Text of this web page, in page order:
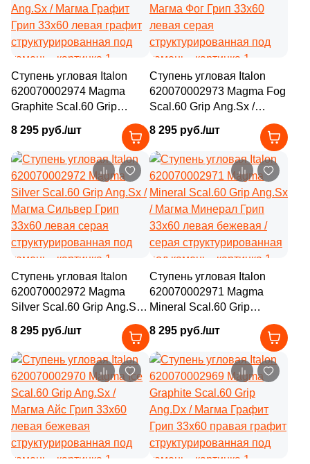
29.4x29.1 (
29х29 (1)
29.6x30 (21)
29.2x31.3 (4
29.5x28 ( 1
29.6x29.8 (1)
29.5x30 (
29.8x31.3 (1)
29.8x30.7 (3)
29.1x29.8 (2)
29.1x29.4 (1)
29.4x30.7 (2)
29.5x25.6 (4)
29,7x29,8 ( 7)
29.4x31.3 (16)
29.1x29.5 (6)
Ступень угловая Italon
620070002974 Magma
Graphite Scal.60 Grip
Грип 33x60 левая графит
структурированная под
камень
8 295 руб./шт
Ступень угловая Italon
620070002973 Magma Fog
Scal.60 Grip Ang.Sx /
левая серая
структурированная под
камень
8 295 руб./шт
Ступень угловая Italon
620070002972 Magma
Silver Scal.60 Grip Ang.Sx /
33x60 левая серая
структурированная под
камень
8 295 руб./шт
Ступень угловая Italon
620070002971 Magma
Mineral Scal.60 Grip
Ang.Sx / Магма Минерал
Грип 33x60 левая
бежевая / серая
структурированная под
камень
8 295 руб./шт